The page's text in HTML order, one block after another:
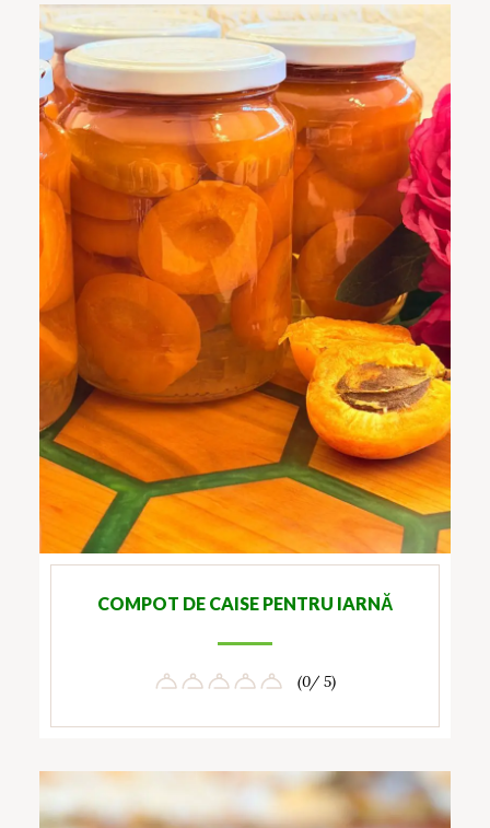
COMPOT DE CAISE PENTRU IARNĂ
(0/ 5)